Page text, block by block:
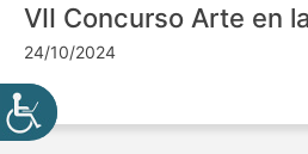
VII Concurso Arte en
24/10/2024